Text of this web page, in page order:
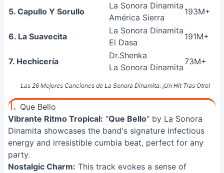
Las 26 Mejores Canciones de La Sonora Dinamita: ¡Un Hit Tras Otro!
5. Capullo Y Sorullo
La Sonora Dinamita
América Sierra
193M+
6. La Suavecita
La Sonora Dinamita
El Dasa
191M+
7. Hechicería
Dr.Shenka
La Sonora Dinamita
73M+
1. Que Bello
Vibrante Ritmo Tropical: "Que Bello" by La Sonora
Dinamita showcases the band's signature infectious
energy and irresistible cumbia beat, perfect for any
party.
Nostalgic Charm: This track evokes a sense of